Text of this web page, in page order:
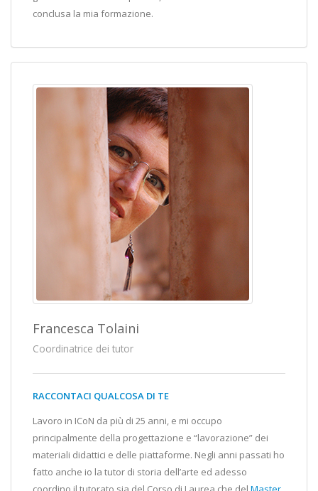
conclusa la mia formazione.
Francesca Tolaini
Coordinatrice dei tutor
RACCONTACI QUALCOSA DI TE
Lavoro in ICoN da più di 25 anni, e mi occupo
principalmente della progettazione e “lavorazione” dei
materiali didattici e delle piattaforme. Negli anni passati ho
fatto anche io la tutor di storia dell’arte ed adesso